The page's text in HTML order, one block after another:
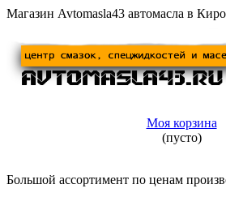
Магазин Avtomasla43 автомасла в
Моя корзина
(пусто)
Большой ассортимент по ценам